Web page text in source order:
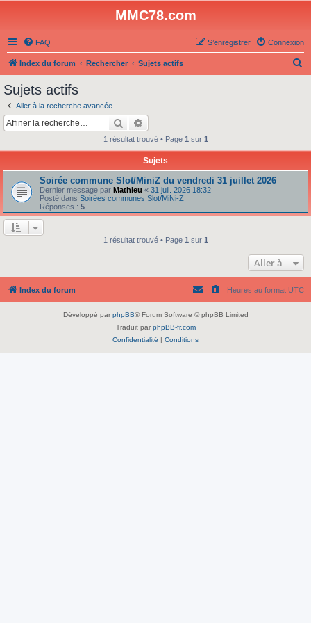
MMC78.com
FAQ Connexion
S’enregistrer
Index du forum Rechercher Sujets actifs
r
Sujets actifs
Aller à la recherche avancée
Rechercher
1 résultat trouvé • Page 1 sur 1
Sujets
Soirée commune Slot/MiniZ du vendredi 31 juillet 2026
Dernier message par Mathieu « 31 juil. 2026 18:32
Posté dans Soirées communes Slot/MiNi-Z
Réponses : 5
1 résultat trouvé • Page 1 sur 1
Aller à
Index du forum Heures au format UTC
Développé par phpBB® Forum Software © phpBB Limited
Traduit par phpBB-fr.com
Confidentialité | Conditions